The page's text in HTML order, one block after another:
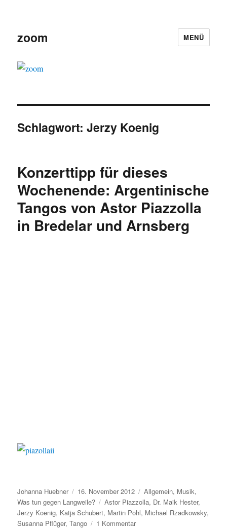
zoom MENÜ
Schlagwort:Jerzy Koenig
Konzerttipp für dieses
Wochenende: Argentinische
Tangos von Astor Piazzolla
in Bredelar und Arnsberg
Autor
Johanna Huebner
Veröffentlicht
am
16. November 2012 Kategorien
Allgemein, Musik,
Was tun gegen Langweile?
Schlagwörter
Astor Piazzolla, Dr. Maik Hester,
Jerzy Koenig, Katja Schubert, Martin Pohl, Michael Rzadkowsky,
Susanna Pflüger,Tango 1 Kommentarzu